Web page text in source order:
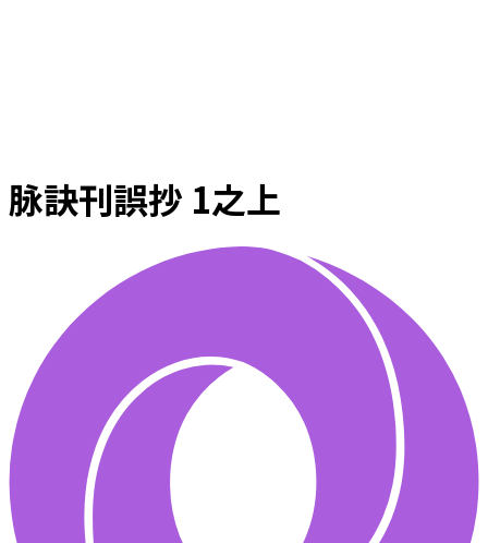
脉訣刊誤抄 1之上